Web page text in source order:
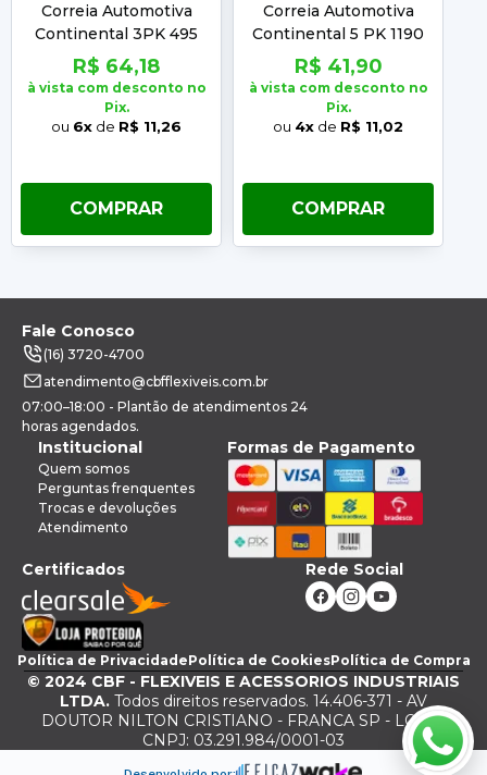
Correia Automotiva
Continental 3PK 495
R$ 64,18
à vista com desconto no
Pix.
ou 6x de R$ 11,26
COMPRAR
Correia Automotiva
Continental 5 PK 1190
R$ 41,90
à vista com desconto no
Pix.
ou 4x de R$ 11,02
COMPRAR
Fale Conosco
(16) 3720-4700
atendimento@cbfflexiveis.com.br
07:00–18:00 - Plantão de atendimentos 24
horas agendados.
Institucional
Quem somos
Perguntas frenquentes
Trocas e devoluções
Atendimento
Formas de Pagamento
Certificados Rede Social
Política de PrivacidadePolítica de CookiesPolítica de Compra
© 2024 CBF - FLEXIVEIS E ACESSORIOS INDUSTRIAIS
LTDA. Todos direitos reservados. 14.406-371 - AV
DOUTOR NILTON CRISTIANO - FRANCA SP - LOJA -
CNPJ: 03.291.984/0001-03